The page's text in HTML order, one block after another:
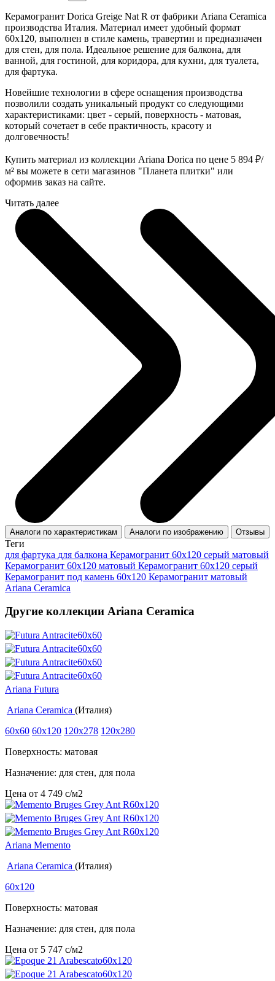
Керамогранит Dorica Greige Nat R от фабрики Ariana Ceramica
производства Италия. Материал имеет удобный формат
60x120, выполнен в стиле камень, травертин и предназначен
для стен, для пола. Идеальное решение для балкона, для
ванной, для гостиной, для коридора, для кухни, для туалета,
для фартука.
Новейшие технологии в сфере оснащения производства
позволили создать уникальный продукт со следующими
характеристиками: цвет - серый, поверхность - матовая,
который сочетает в себе практичность, красоту и
долговечность!
Купить материал из коллекции Ariana Dorica по цене 5 894 ₽/
м² вы можете в сети магазинов "Планета плитки" или
оформив заказ на сайте.
Читать далее
Аналоги по характеристикам Аналоги по изображению Отзывы
Теги
для фартука для балкона Керамогранит 60x120 серый матовый
Керамогранит 60x120 матовый Керамогранит 60х120 серый
Керамогранит под камень 60x120 Керамогранит матовый
Ariana Ceramica
Другие коллекции Ariana Ceramica
Ariana Futura
Ariana Ceramica (Италия)
60x60 60x120 120x278 120x280
Поверхность: матовая
Назначение: для стен, для пола
Цена от 4 749 c/м2
Ariana Memento
Ariana Ceramica (Италия)
60x120
Поверхность: матовая
Назначение: для стен, для пола
Цена от 5 747 c/м2